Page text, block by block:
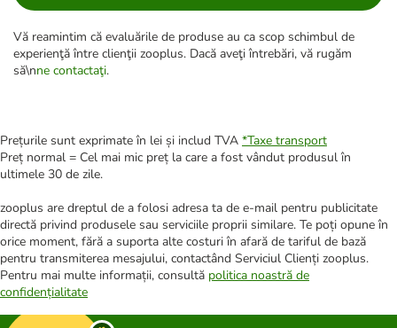
Vă reamintim că evaluările de produse au ca scop schimbul de
experienţă între clienţii zooplus. Dacă aveţi întrebări, vă rugăm
să\nne contactaţi.
Prețurile sunt exprimate în lei și includ TVA *Taxe transport
Preț normal = Cel mai mic preț la care a fost vândut produsul în
ultimele 30 de zile.
zooplus are dreptul de a folosi adresa ta de e-mail pentru publicitate
directă privind produsele sau serviciile proprii similare. Te poți opune în
orice moment, fără a suporta alte costuri în afară de tariful de bază
pentru transmiterea mesajului, contactând Serviciul Clienți zooplus.
Pentru mai multe informații, consultă politica noastră de
confidențialitate